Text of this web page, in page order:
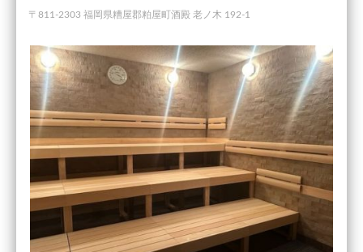
〒811-2303 福岡県糟屋郡粕屋町酒殿 老ノ木 192-1